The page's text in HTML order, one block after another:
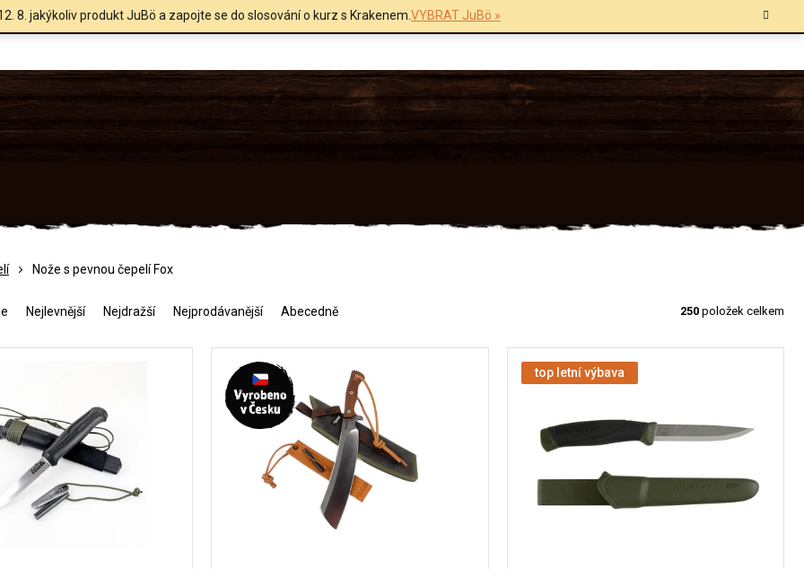
8. jakýkoliv produkt JuBö a zapojte se do slosování o kurz s Krakenem.VYBRAT JuBö »
Nože s pevnou čepelí Fox
Nejlevnější Nejdražší Nejprodávanější Abecedně 250 položek celkem
top letní výbava